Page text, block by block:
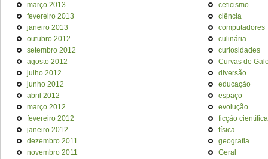
março 2013
fevereiro 2013
janeiro 2013
outubro 2012
setembro 2012
agosto 2012
julho 2012
junho 2012
abril 2012
março 2012
fevereiro 2012
janeiro 2012
dezembro 2011
novembro 2011
ceticismo
ciência
computadores
culinária
curiosidades
Curvas de
diversão
educação
espaço
evolução
ficção científica
física
geografia
Geral